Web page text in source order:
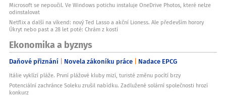
Microsoft se nepoučil. Ve Windows potichu instaluje OneDrive Photos, které nelze
odinstalovat
Netflix a další na víkend: nový Ted Lasso a akční Lioness. Ale především horory
Úkryt nebo past a 28 let poté: Chrám z kostí
Ekonomika a byznys
Daňové přiznání Novela zákoníku práce Nadace EPCG
Itálie vyklízí pláže. První plážové kluby mizí, turisté změnu pocítí brzy
Potenciální zachránce Soleku zrušil nabídku. Zadlužené solární společnosti hrozí
konkurz